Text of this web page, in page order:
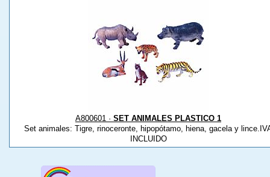
A800601 · SET ANIMALES PLASTICO 1
Set animales: Tigre, rinoceronte, hipopótamo, hiena, gacela y
INCLUIDO